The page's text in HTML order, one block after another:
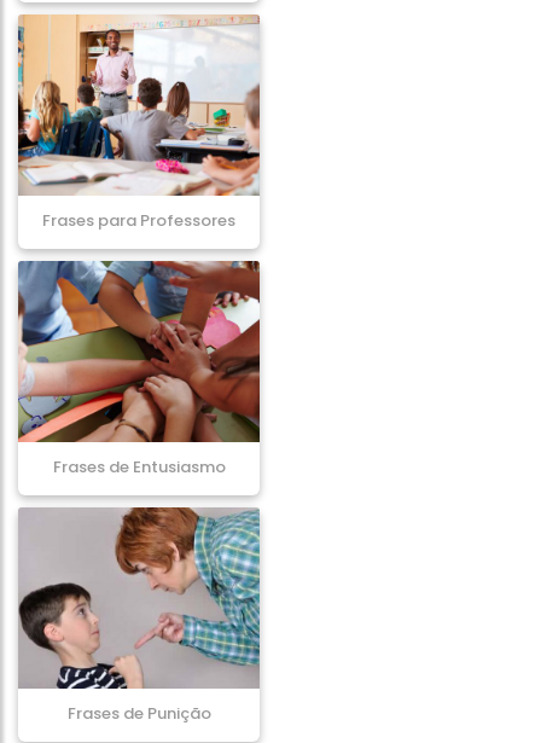
Frases para Professores
Frases de Entusiasmo
Frases de Punição